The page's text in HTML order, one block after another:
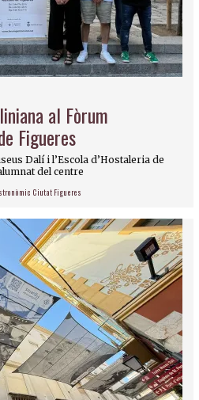
al Fòrum
Figueres
Dalí i l’Escola d’Hostaleria de
del centre
Ciutat Figueres